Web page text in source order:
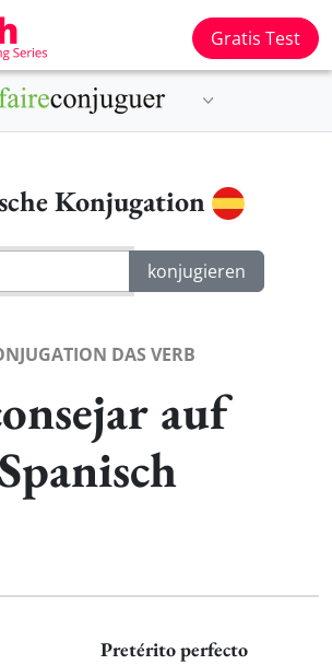
Gratis Test
Konjugation
DAS VERB
auf
Spanisch
Pretérito perfecto